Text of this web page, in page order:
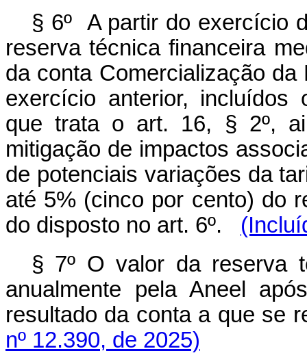
§ 6º A partir do exercício
reserva técnica financeira
da conta Comercialização
exercício anterior, incluídos
que trata o art. 16, § 2º,
mitigação de impactos
de potenciais variações da
até 5% (cinco por cento) do
do disposto no art. 6º.
§ 7º O valor da reserva
anualmente pela Aneel
resultado da conta a que se
nº 12.390, de 2025)